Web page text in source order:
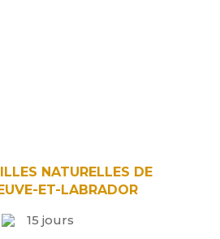
NATURELLES DE
ET-LABRADOR
15 jours